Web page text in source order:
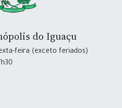
do Iguaçu
feira (exceto feriados)